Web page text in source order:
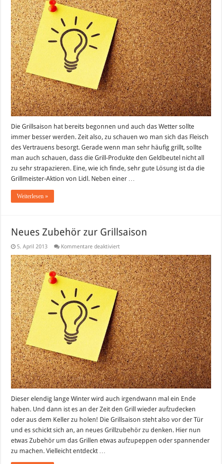
Die Grillsaison hat bereits begonnen und auch das Wetter sollte
immer besser werden. Zeit also, zu schauen wo man sich das Fleisch
des Vertrauens besorgt. Gerade wenn man sehr häufig grillt, sollte
man auch schauen, dass die Grill-Produkte den Geldbeutel nicht all
zu sehr strapazieren. Eine, wie ich finde, sehr gute Lösung ist da die
Grillmeister-Aktion von Lidl. Neben einer …
Weiterlesen »
Neues Zubehör zur Grillsaison
5. April 2013 Kommentare deaktiviertfür
Zubehör
zur
Grillsaison
Dieser elendig lange Winter wird auch irgendwann mal ein Ende
haben. Und dann ist es an der Zeit den Grill wieder aufzudecken
oder aus dem Keller zu holen! Die Grillsaison steht also vor der Tür
und es schickt sich an, an neues Grillzubehör zu denken. Hier nun
etwas Zubehör um das Grillen etwas aufzupeppen oder spannender
zu machen. Vielleicht entdeckt …